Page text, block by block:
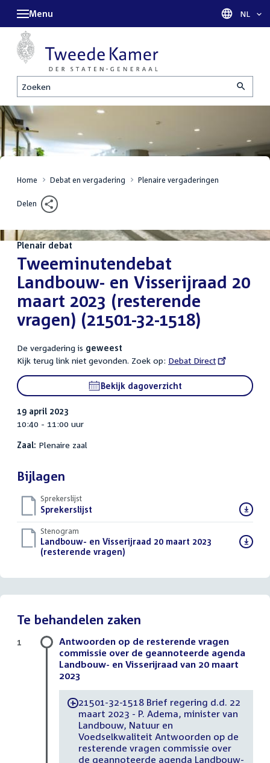
Zoeken
Menu Taal
NL
Home Debat en vergadering Plenaire vergaderingen
Delen
Plenair debat
:Tweeminutendebat
Landbouw- en Visserijraad 20
maart 2023 (resterende
vragen) (21501-32-1518)
De vergadering is geweest
Kijk terug link niet gevonden. Zoek op: External
link:
Debat Direct
Bekijk dagoverzicht
19 april 2023
10:40 - 11:00 uur
Zaal: Plenaire zaal
Bijlagen
Sprekerslijst
Download
bestand:
Sprekerslijst
Stenogram
Download
bestand:
Landbouw- en Visserijraad 20 maart 2023
(resterende vragen)
Te behandelen zaken
Antwoorden op de resterende vragen
commissie over de geannoteerde agenda
Landbouw- en Visserijraad van 20 maart
2023
-21501-32-1518 Brief regering d.d. 22
maart 2023 - P. Adema, minister van
Landbouw, Natuur en
Voedselkwaliteit Antwoorden op de
resterende vragen commissie over
de geannoteerde agenda Landbouw-
1